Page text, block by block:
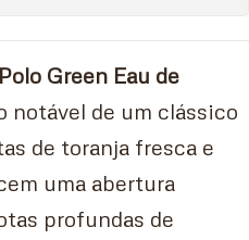
Green Eau de
notável de um clássico
de toranja fresca e
uma abertura
profundas de